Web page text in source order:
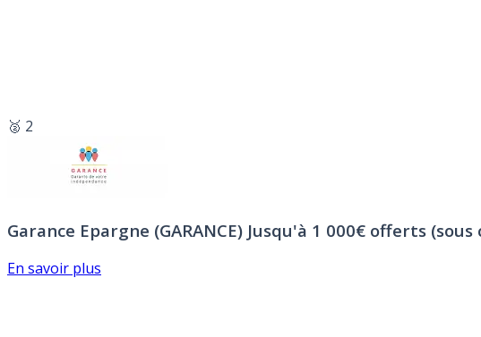
🥈 2
Garance Epargne (GARANCE) Jusqu'à 1 000€ offerts
En savoir plus